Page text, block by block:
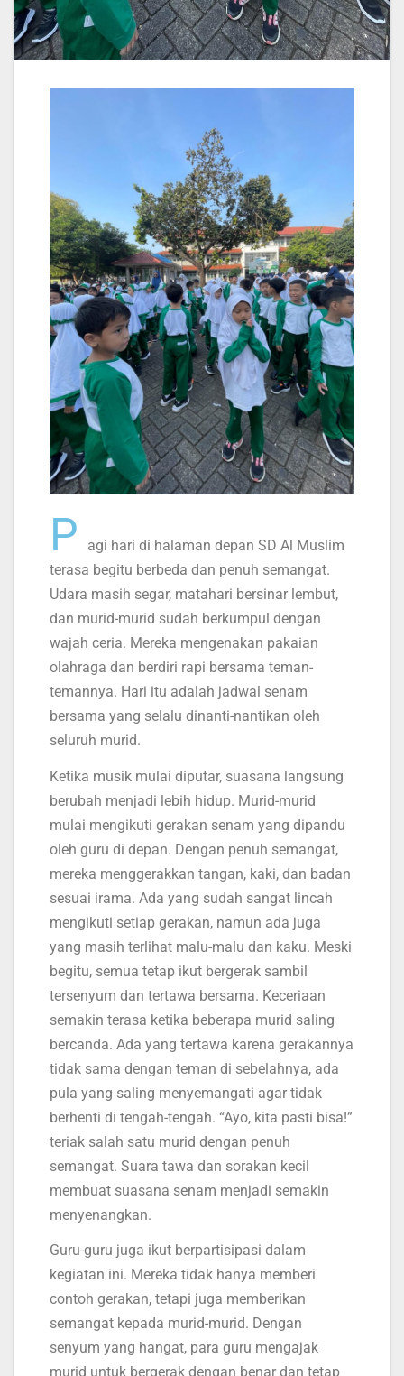
P
agi hari di halaman depan SD Al Muslim
terasa begitu berbeda dan penuh semangat.
Udara masih segar, matahari bersinar lembut,
dan murid-murid sudah berkumpul dengan
wajah ceria. Mereka mengenakan pakaian
olahraga dan berdiri rapi bersama teman-
temannya. Hari itu adalah jadwal senam
bersama yang selalu dinanti-nantikan oleh
seluruh murid.
Ketika musik mulai diputar, suasana langsung
berubah menjadi lebih hidup. Murid-murid
mulai mengikuti gerakan senam yang dipandu
oleh guru di depan. Dengan penuh semangat,
mereka menggerakkan tangan, kaki, dan badan
sesuai irama. Ada yang sudah sangat lincah
mengikuti setiap gerakan, namun ada juga
yang masih terlihat malu-malu dan kaku. Meski
begitu, semua tetap ikut bergerak sambil
tersenyum dan tertawa bersama. Keceriaan
semakin terasa ketika beberapa murid saling
bercanda. Ada yang tertawa karena gerakannya
tidak sama dengan teman di sebelahnya, ada
pula yang saling menyemangati agar tidak
berhenti di tengah-tengah. “Ayo, kita pasti bisa!”
teriak salah satu murid dengan penuh
semangat. Suara tawa dan sorakan kecil
membuat suasana senam menjadi semakin
menyenangkan.
Guru-guru juga ikut berpartisipasi dalam
kegiatan ini. Mereka tidak hanya memberi
contoh gerakan, tetapi juga memberikan
semangat kepada murid-murid. Dengan
senyum yang hangat, para guru mengajak
murid untuk bergerak dengan benar dan tetap